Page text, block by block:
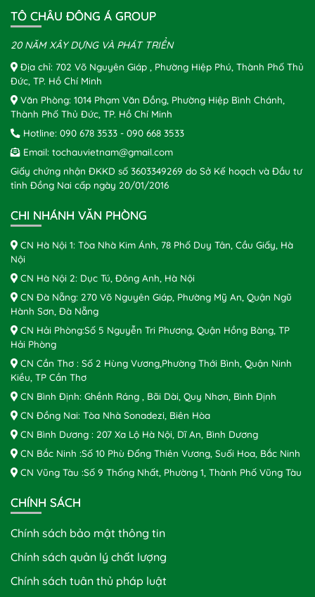
TÔ CHÂU ĐÔNG Á GROUP
20 NĂM XÂY DỰNG VÀ PHÁT TRIỂN
Địa chỉ: 702 Võ Nguyên Giáp , Phường Hiệp Phú, Thành Phố Thủ
Đức, TP. Hồ Chí Minh
Văn Phòng: 1014 Phạm Văn Đồng, Phường Hiệp Bình Chánh,
Thành Phố Thủ Đức, TP. Hồ Chí Minh
Hotline: 090 678 3533 - 090 668 3533
Email: tochauvietnam@gmail.com
Giấy chứng nhận ĐKKD số 3603349269 do Sở Kế hoạch và Đầu tư
tỉnh Đồng Nai cấp ngày 20/01/2016
CHI NHÁNH VĂN PHÒNG
CN Hà Nội 1: Tòa Nhà Kim Ánh, 78 Phố Duy Tân, Cầu Giấy, Hà
Nội
CN Hà Nội 2: Dục Tú, Đông Anh, Hà Nội
CN Đà Nẵng: 270 Võ Nguyên Giáp, Phường Mỹ An, Quận Ngũ
Hành Sơn, Đà Nẵng
CN Hải Phòng:Số 5 Nguyễn Tri Phương, Quận Hồng Bàng, TP
Hải Phòng
CN Cần Thơ : Số 2 Hùng Vương,Phường Thới Bình, Quận Ninh
Kiều, TP Cần Thơ
CN Bình Định: Ghềnh Ráng , Bãi Dài, Quy Nhơn, Bình Định
CN Đồng Nai: Tòa Nhà Sonadezi, Biên Hòa
CN Bình Dương : 207 Xa Lộ Hà Nội, Dĩ An, Bình Dương
CN Bắc Ninh :Số 10 Phù Đổng Thiên Vương, Suối Hoa, Bắc Ninh
CN Vũng Tàu :Số 9 Thống Nhất, Phường 1, Thành Phố Vũng Tàu
CHÍNH SÁCH
Chính sách bảo mật thông tin
Chính sách quản lý chất lượng
Chính sách tuân thủ pháp luật